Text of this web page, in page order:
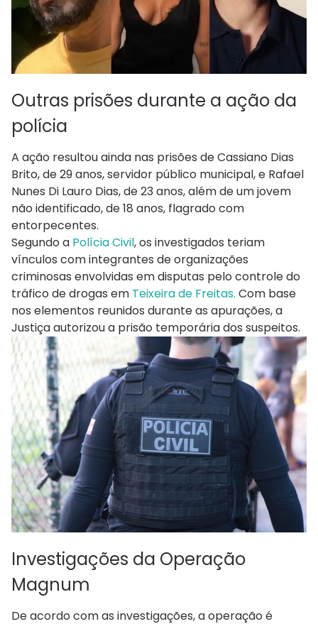
Outras prisões durante a ação da
polícia
A ação resultou ainda nas prisões de Cassiano Dias
Brito, de 29 anos, servidor público municipal, e Rafael
Nunes Di Lauro Dias, de 23 anos, além de um jovem
não identificado, de 18 anos, flagrado com
entorpecentes.
Segundo a Polícia Civil, os investigados teriam
vínculos com integrantes de organizações
criminosas envolvidas em disputas pelo controle do
tráfico de drogas em Teixeira de Freitas. Com base
nos elementos reunidos durante as apurações, a
Justiça autorizou a prisão temporária dos suspeitos.
Investigações da Operação
Magnum
De acordo com as investigações, a operação é